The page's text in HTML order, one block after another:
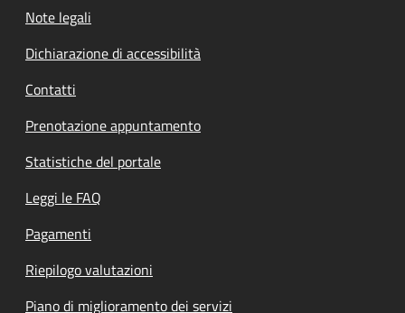
Note legali
Dichiarazione di accessibilità
Contatti
Prenotazione appuntamento
Statistiche del portale
Leggi le FAQ
Pagamenti
Riepilogo valutazioni
Piano di miglioramento dei servizi